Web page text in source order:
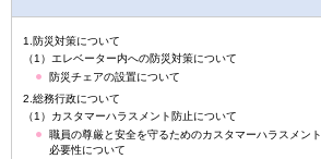
1.防災対策について
（1）エレベーター内への防災対策について
防災チェアの設置について
2.総務行政について
（1）カスタマーハラスメント防止について
職員の尊厳と安全を守るためのカスタマーハラスメン
必要性について